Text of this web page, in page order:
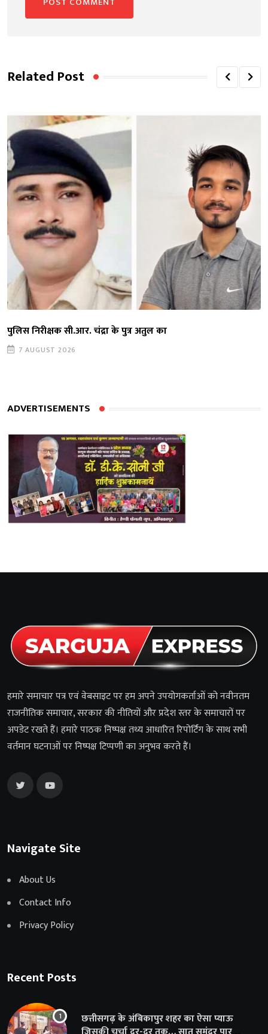
Related Post
पुलिस निरीक्षक सी.आर. चंद्रा के पुत्र अतुल का
7 AUGUST 2026
ADVERTISEMENTS
हमारे समाचार पत्र एवं वेबसाइट पर हम अपने उपयोगकर्ताओं को नवीनतम
राजनीतिक समाचार, सरकार की नीतियों और प्रदेश स्तर के समाचारों पर
अपडेट रखते हैं। हमारे पाठक निष्पक्ष तथ्य आधारित रिपोर्टिंग के साथ सभी
वर्तमान घटनाओं पर निष्पक्ष टिप्पणी का अनुभव करते हैं।
Navigate Site
About Us
Contact Info
Privacy Policy
Recent Posts
छत्तीसगढ़ के अंबिकापुर शहर का ऐसा प्याऊ